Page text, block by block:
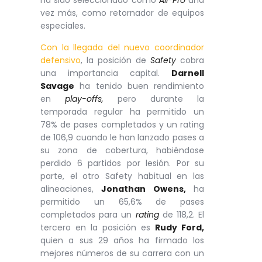
vez más, como retornador de equipos
especiales.
Con la llegada del nuevo coordinador
defensivo, la posición de Safety cobra
una importancia capital. Darnell
Savage ha tenido buen rendimiento
en play-offs, pero durante la
temporada regular ha permitido un
78% de pases completados y un rating
de 106,9 cuando le han lanzado pases a
su zona de cobertura, habiéndose
perdido 6 partidos por lesión. Por su
parte, el otro Safety habitual en las
alineaciones,Jonathan Owens,ha
permitido un 65,6% de pases
completados para un ratingde 118,2. El
tercero en la posición es Rudy Ford,
quien a sus 29 años ha firmado los
mejores números de su carrera con un